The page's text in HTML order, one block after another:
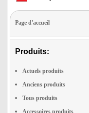
Page d'accueil
Produits:
Actuels produits
Anciens produits
Tous produits
Accessoires produits